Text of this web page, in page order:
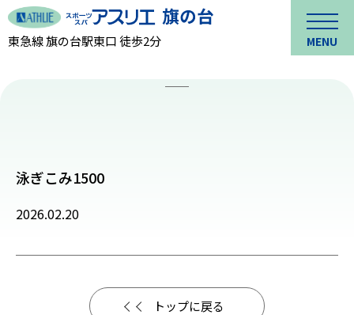
東急線 旗の台駅東口 徒歩2分 MENU
泳ぎこみ1500
2026.02.20
トップに戻る